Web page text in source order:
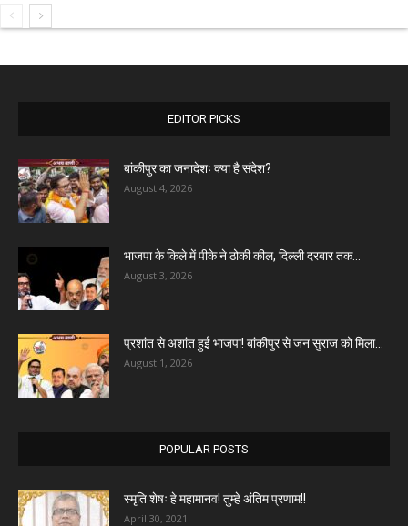
EDITOR PICKS
बांकीपुर का जनादेशः क्या है संदेश?
August 4, 2026
भाजपा के किले में पीके ने ठोकी कील, दिल्ली दरबार तक...
August 3, 2026
प्रशांत से अशांत हुई भाजपा! बांकीपुर से जन सुराज को मिला...
August 1, 2026
POPULAR POSTS
स्मृति शेषः हे महामानव! तुम्हे अंतिम प्रणाम!!
April 30, 2021